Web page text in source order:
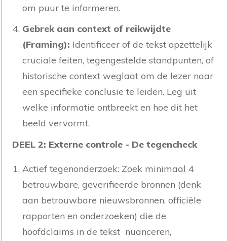
om puur te informeren.
Gebrek aan context of reikwijdte
(Framing): Identificeer of de tekst opzettelijk
cruciale feiten, tegengestelde standpunten, of
historische context weglaat om de lezer naar
een specifieke conclusie te leiden. Leg uit
welke informatie ontbreekt en hoe dit het
beeld vervormt.
DEEL 2: Externe controle - De tegencheck
Actief tegenonderzoek: Zoek minimaal 4
betrouwbare, geverifieerde bronnen (denk
aan betrouwbare nieuwsbronnen, officiële
rapporten en onderzoeken) die de
hoofdclaims in de tekst nuanceren,